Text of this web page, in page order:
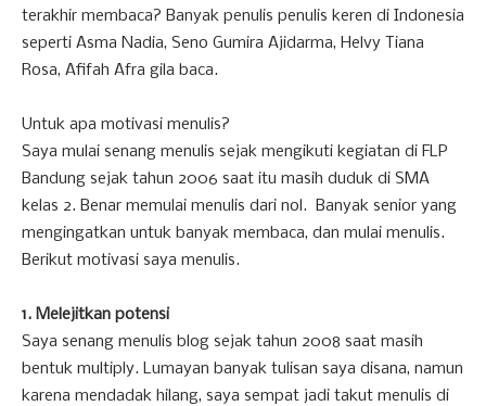
terakhir membaca? Banyak penulis penulis keren di Indonesia
seperti Asma Nadia, Seno Gumira Ajidarma, Helvy Tiana
Rosa, Afifah Afra gila baca.
Untuk apa motivasi menulis?
Saya mulai senang menulis sejak mengikuti kegiatan di FLP
Bandung sejak tahun 2006 saat itu masih duduk di SMA
kelas 2. Benar memulai menulis dari nol. Banyak senior yang
mengingatkan untuk banyak membaca, dan mulai menulis.
Berikut motivasi saya menulis.
1. Melejitkan potensi
Saya senang menulis blog sejak tahun 2008 saat masih
bentuk multiply. Lumayan banyak tulisan saya disana, namun
karena mendadak hilang, saya sempat jadi takut menulis di